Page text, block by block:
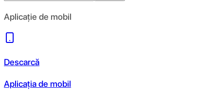
Aplicație de mobil
Descarcă
Aplicația de mobil